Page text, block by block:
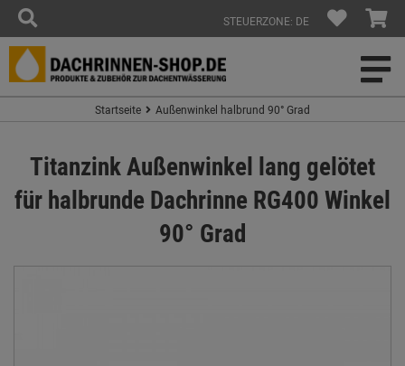
STEUERZONE: DE
Startseite Außenwinkel halbrund 90° Grad
Titanzink Außenwinkel lang gelötet
für halbrunde Dachrinne RG400 Winkel
90° Grad